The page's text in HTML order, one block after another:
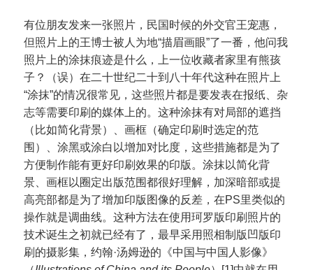
有位朋友发来一张照片，民国时候的外交官王宠惠，
但照片上的王博士被人为地“描眉画眼”了一番，他问我
照片上的涂抹痕迹是什么，上一位收藏者家里有熊孩
子？（误）在二十世纪二十到八十年代这种在照片上
“涂抹”的情况很常见，这些照片都是要发表在报纸、杂
志等需要印刷的媒体上的。这种涂抹有对局部的遮挡
（比如简化背景）、画框（确定印刷时选定的范
围）、涂黑或涂白以增加对比度，这些措施都是为了
方便制作能有更好印刷效果的印版。涂抹以简化背
景、画框以圈定出版范围都很好理解，加深暗部或提
高亮部都是为了增加印版图像的反差，在PS里类似的
操作就是调曲线。这种方法在使用珂罗版印刷照片的
技术诞生之初就已经有了，最早采用照相制版凹版印
刷的摄影集，约翰·汤姆逊的《中国与中国人影像》